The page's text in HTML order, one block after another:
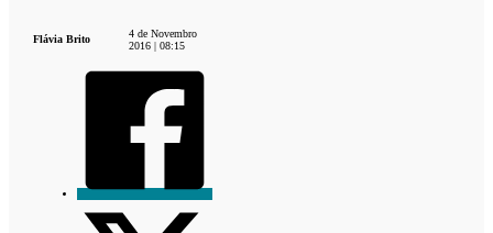
Flávia Brito
4 de Novembro
2016 | 08:15